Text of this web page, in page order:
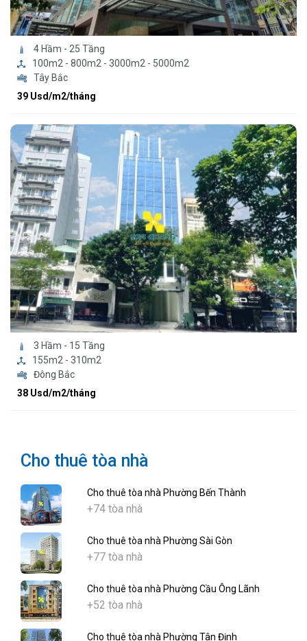
4 Hầm - 25 Tầng
100m2 - 800m2 - 3000m2 - 5000m2
Tây Bắc
39 Usd/m2/tháng
3 Hầm - 15 Tầng
155m2 - 310m2
Đông Bắc
38 Usd/m2/tháng
Cho thuê tòa nhà
Cho thuê tòa nhà Phường Bến Thành
+74 tòa nhà
Cho thuê tòa nhà Phường Sài Gòn
+77 tòa nhà
Cho thuê tòa nhà Phường Cầu Ông Lãnh
+52 tòa nhà
Cho thuê tòa nhà Phường Tân Định